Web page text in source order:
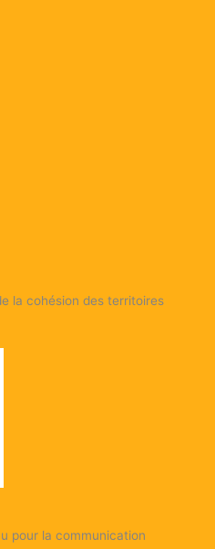
la cohésion des territoires
pour la communication